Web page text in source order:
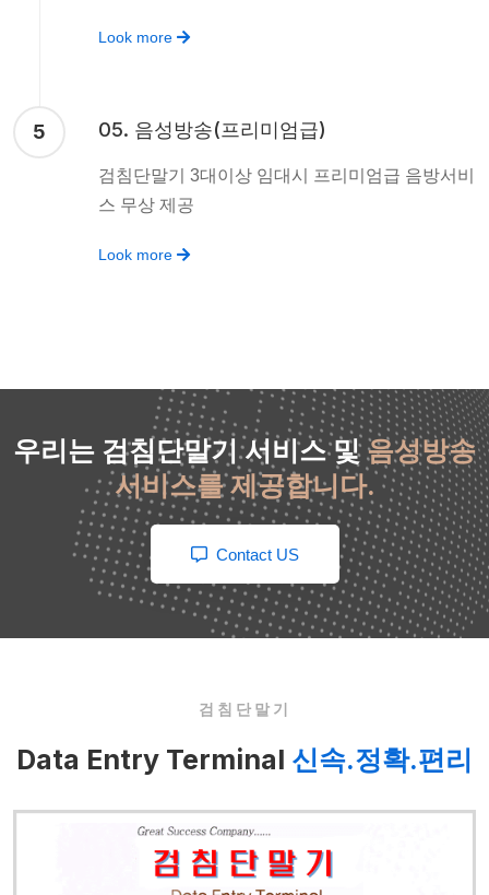
Look more
5 05. 음성방송(프리미엄급)
검침단말기 3대이상 임대시 프리미엄급 음방서비
스 무상 제공
Look more
우리는 검침단말기 서비스 및음성방송
서비스를 제공합니다.
Contact US
검침단말기
Data Entry Terminal 신속.정확.편리